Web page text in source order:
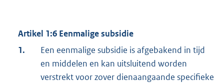
Artikel 1:6 Eenmalige subsidie
1.
Een eenmalige subsidie is afgebakend in tijd
en middelen en kan uitsluitend worden
verstrekt voor zover dienaangaande specifieke